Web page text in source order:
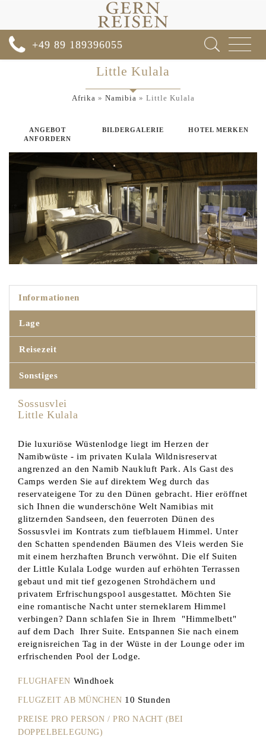
Toggle
+49 89 189396055
Little Kulala
Afrika » Namibia » Little Kulala
ANGEBOT
ANFORDERN
BILDERGALERIE HOTEL MERKEN
Informationen
Lage
Reisezeit
Sonstiges
Sossusvlei
Little Kulala
Die luxuriöse Wüstenlodge liegt im Herzen der
Namibwüste - im privaten Kulala Wildnisreservat
angrenzed an den Namib Naukluft Park. Als Gast des
Camps werden Sie auf direktem Weg durch das
reservateigene Tor zu den Dünen gebracht. Hier eröffnet
sich Ihnen die wunderschöne Welt Namibias mit
glitzernden Sandseen, den feuerroten Dünen des
Sossusvlei im Kontrats zum tiefblauem Himmel. Unter
den Schatten spendenden Bäumen des Vleis werden Sie
mit einem herzhaften Brunch verwöhnt. Die elf Suiten
der Little Kulala Lodge wurden auf erhöhten Terrassen
gebaut und mit tief gezogenen Strohdächern und
privatem Erfrischungspool ausgestattet. Möchten Sie
eine romantische Nacht unter sterneklarem Himmel
verbingen? Dann schlafen Sie in Ihrem "Himmelbett"
auf dem Dach Ihrer Suite. Entspannen Sie nach einem
ereignisreichen Tag in der Wüste in der Lounge oder im
erfrischenden Pool der Lodge.
FLUGHAFEN Windhoek
FLUGZEIT AB MÜNCHEN 10 Stunden
PREISE PRO PERSON / PRO NACHT (BEI
DOPPELBELEGUNG)